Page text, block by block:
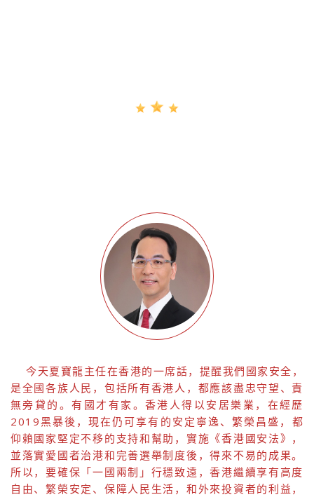
今天夏寶龍主任在香港的一席話，提醒我們國家安全，
是全國各族人民，包括所有香港人，都應該盡忠守望、責
無旁貸的。有國才有家。香港人得以安居樂業，在經歷
2019黑暴後，現在仍可享有的安定寧逸、繁榮昌盛，都
仰賴國家堅定不移的支持和幫助，實施《香港國安法》，
並落實愛國者治港和完善選舉制度後，得來不易的成果。
所以，要確保「一國兩制」行穩致遠，香港繼續享有高度
自由、繁榮安定、保障人民生活，和外來投資者的利益，